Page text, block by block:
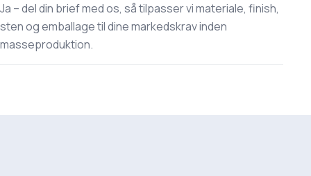
Ja – del din brief med os, så tilpasser vi materiale, finish,
sten og emballage til dine markedskrav inden
masseproduktion.